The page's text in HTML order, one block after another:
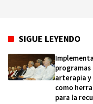
SIGUE LEYENDO
programas
arterapia
como
para la